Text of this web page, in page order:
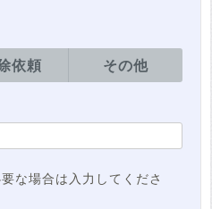
依頼 その他
な場合は入力してくださ